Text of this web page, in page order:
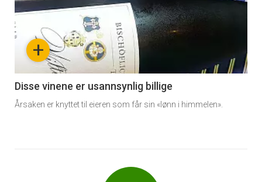
akkurat
nå
6
+
Disse vinene er usannsynlig billige
Årsaken er knyttet til eieren som får sin «lønn i himmelen».